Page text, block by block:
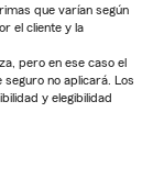
que varían según
el cliente y la
pero en ese caso el
no aplicará. Los
y elegibilidad